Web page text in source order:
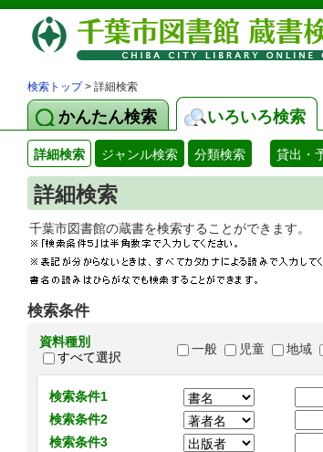
検索トップ> 詳細検索
かんたん検索 いろいろ検索
詳細検索 ジャンル検索 分類検索 貸出・
詳細検索
千葉市図書館の蔵書を検索するこ
検索条件
資料種別
すべて選択
一般 児童 地域
検索条件1
検索条件2
検索条件3